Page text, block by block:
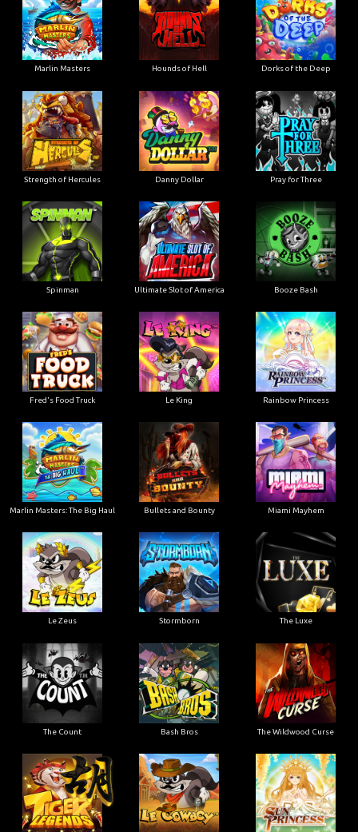
Marlin Masters Hounds of Hell Dorks of the Deep
Strength of Hercules Danny Dollar Pray for Three
Spinman Ultimate Slot of America Booze Bash
Fred's Food Truck Le King Rainbow Princess
Marlin Masters: The Big Haul Bullets and Bounty Miami Mayhem
Le Zeus Stormborn The Luxe
The Count Bash Bros The Wildwood Curse